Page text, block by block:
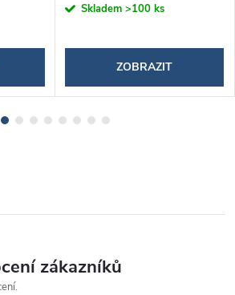
Skladem >100 ks
ZOBRAZIT
zákazníků